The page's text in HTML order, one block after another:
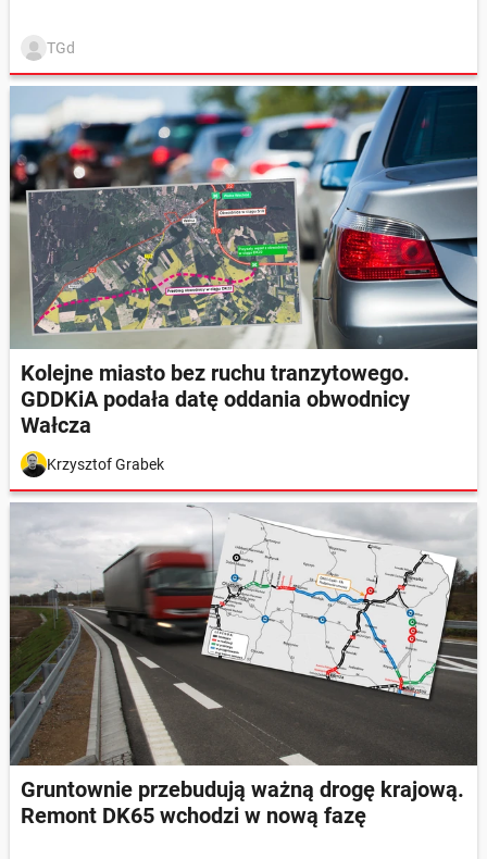
TGd
Kolejne miasto bez ruchu tranzytowego.
GDDKiA podała datę oddania obwodnicy
Wałcza
Krzysztof Grabek
Gruntownie przebudują ważną drogę krajową.
Remont DK65 wchodzi w nową fazę